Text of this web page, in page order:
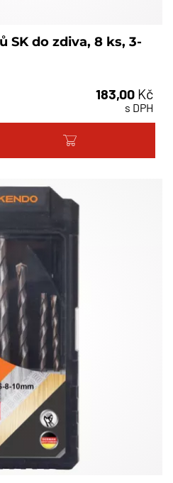
SK do zdiva, 8 ks, 3-
183,00 Kč
s DPH